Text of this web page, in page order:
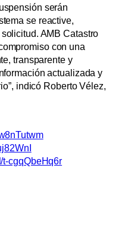
serán
se reactive,
AMB Catastro
con una
transparente y
actualizada y
indicó Roberto Vélez,
t-cgqQbeHq6r